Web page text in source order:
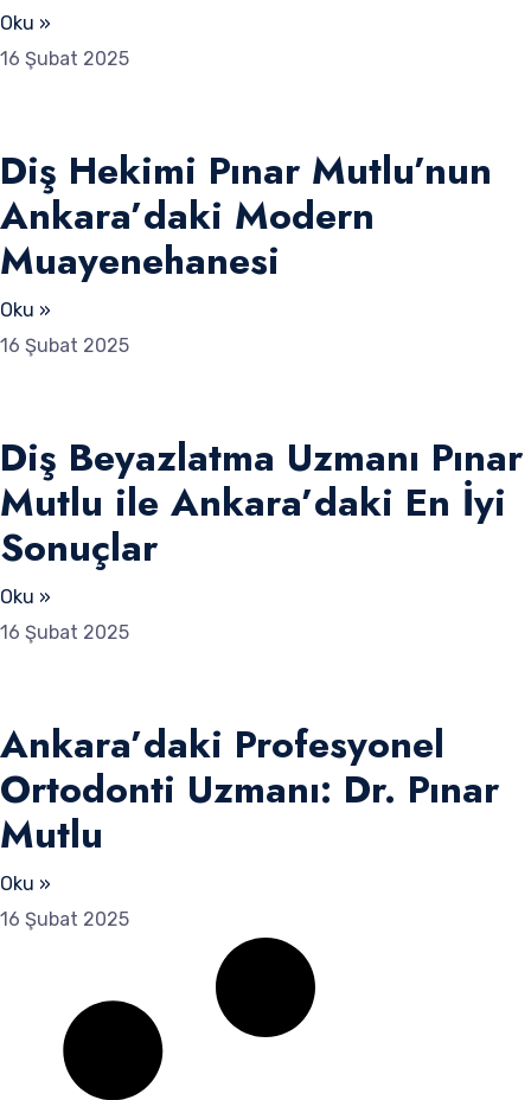
Oku »
16 Şubat 2025
Diş Hekimi Pınar Mutlu’nun
Ankara’daki Modern
Muayenehanesi
Oku »
16 Şubat 2025
Diş Beyazlatma Uzmanı Pınar
Mutlu ile Ankara’daki En İyi
Sonuçlar
Oku »
16 Şubat 2025
Ankara’daki Profesyonel
Ortodonti Uzmanı: Dr. Pınar
Mutlu
Oku »
16 Şubat 2025